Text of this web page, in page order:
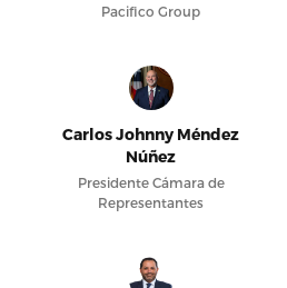
Pacifico Group
Carlos Johnny Méndez
Núñez
Presidente Cámara de
Representantes